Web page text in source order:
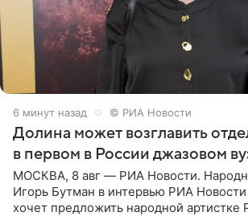
6 минут назад © РИА Новости
Долина может возглавить
в первом в России джазовом
МОСКВА, 8 авг — РИА Новости.
Игорь Бутман в интервью РИА
хочет предложить народной артистке